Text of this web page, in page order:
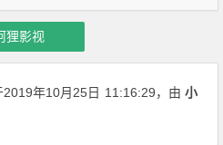
狸影视
年10月25日 11:16:29，由小